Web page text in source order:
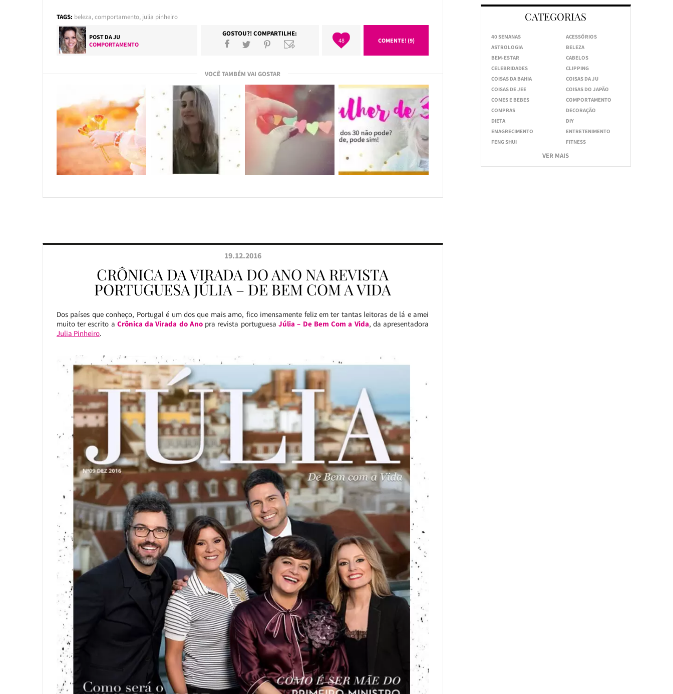
TAGS: beleza,comportamento, julia pinheiro
POST DAJU
COMPORTAMENTO
GOSTOU?! COMPARTILHE:
48 COMENTE! (9)
VOCÊ TAMBÉM VAI GOSTAR
19.12.2016
CRÔNICA DA VIRADA DO ANO NA REVISTA
PORTUGUESA JÚLIA – DE BEM COM A VIDA
Dos países que conheço, Portugal é um dos que mais amo, fico imensamente feliz em ter tantas leitoras de lá e amei
muito ter escrito a Crônica da Virada do Anopra revista portuguesaJúlia – De Bem Com a Vida, da apresentadora
Julia Pinheiro.
CATEGORIAS
40 SEMANAS
ACESSÓRIOS
ASTROLOGIA
BELEZA
BEM-ESTAR
CABELOS
CELEBRIDADES
CLIPPING
COISAS DA BAHIA
COISAS DA JU
COISAS DE JEE
COISAS DO JAPÃO
COMES E BEBES
COMPORTAMENTO
COMPRAS
DECORAÇÃO
DIETA
DIY
EMAGRECIMENTO
ENTRETENIMENTO
FENG SHUI
FITNESS
VER MAIS